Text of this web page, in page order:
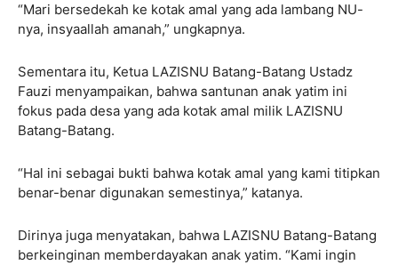
“Mari bersedekah ke kotak amal yang ada lambang NU-
nya, insyaallah amanah,” ungkapnya.
Sementara itu, Ketua LAZISNU Batang-Batang Ustadz
Fauzi menyampaikan, bahwa santunan anak yatim ini
fokus pada desa yang ada kotak amal milik LAZISNU
Batang-Batang.
“Hal ini sebagai bukti bahwa kotak amal yang kami titipkan
benar-benar digunakan semestinya,” katanya.
Dirinya juga menyatakan, bahwa LAZISNU Batang-Batang
berkeinginan memberdayakan anak yatim. “Kami ingin